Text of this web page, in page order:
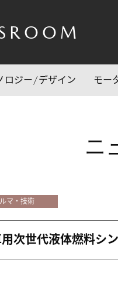
ロジー/デザイン モー
ニ
マ・技術
次世代液体燃料シ